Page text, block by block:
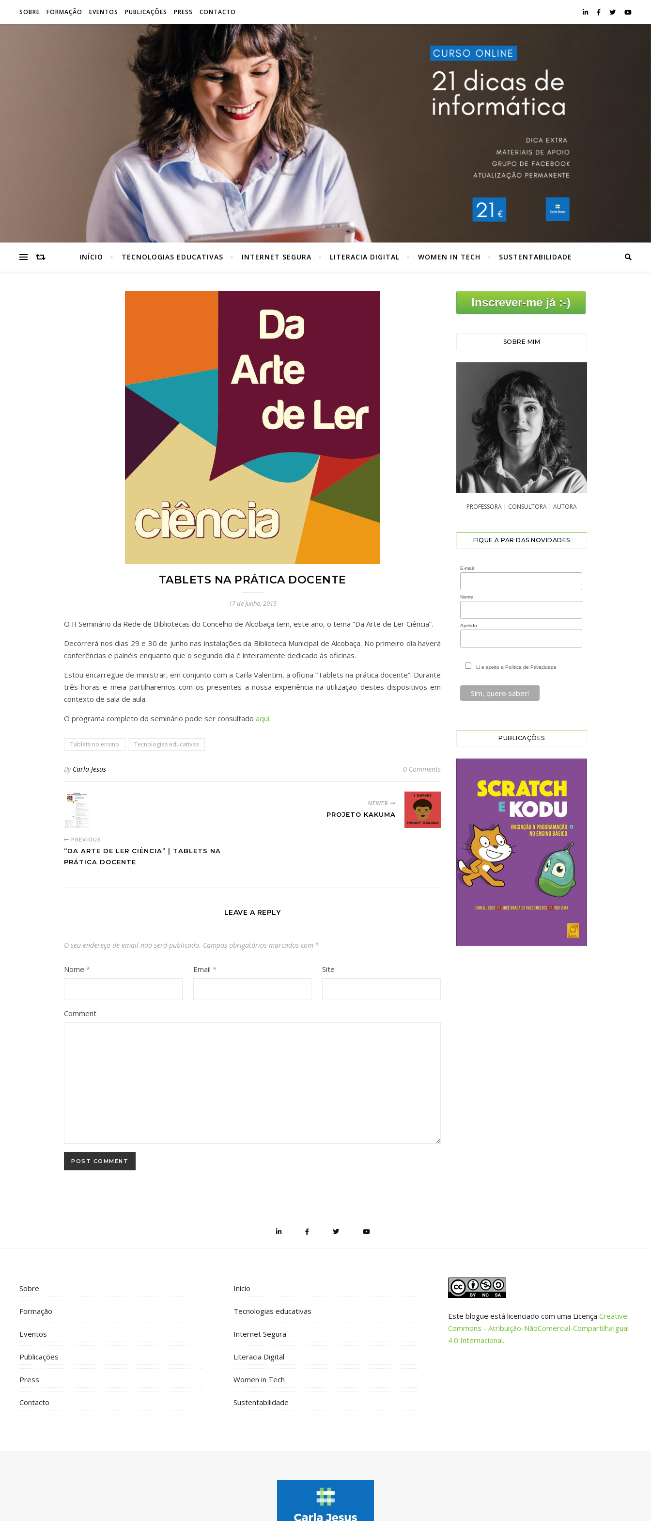
SOBRE FORMAÇÃO EVENTOS PUBLICAÇÕES PRESS CONTACTO
INÍCIO TECNOLOGIAS EDUCATIVAS INTERNET SEGURA LITERACIA DIGITAL WOMEN IN TECH SUSTENTABILIDADE
TABLETS NA PRÁTICA DOCENTE
17 de Junho, 2015
O II Seminário da Rede de Bibliotecas do Concelho de Alcobaça tem, este ano, o tema “Da Arte de Ler Ciência”.
Decorrerá nos dias 29 e 30 de junho nas instalações da Biblioteca Municipal de Alcobaça. No primeiro dia haverá
conferências e painéis enquanto que o segundo dia é inteiramente dedicado às oficinas.
Estou encarregue de ministrar, em conjunto com a Carla Valentim, a oficina “Tablets na prática docente”. Durante
três horas e meia partilharemos com os presentes a nossa experiência na utilização destes dispositivos em
contexto de sala de aula.
O programa completo do seminário pode ser consultado aqui.
Tablets no ensino Tecnologias educativas
By Carla Jesus 0 Comments
PREVIOUS
“DA ARTE DE LER CIÊNCIA” | TABLETS NA
PRÁTICA DOCENTE
NEWER
PROJETO KAKUMA
LEAVE A REPLY
O seu endereço de email não será publicado. Campos obrigatórios marcados com *
Nome * Email * Site
Comment
Inscrever-me já :-)
SOBRE MIM
PROFESSORA | CONSULTORA | AUTORA
FIQUE A PAR DAS NOVIDADES
E-mail
Nome
Apelido
Li e aceito a Política de Privacidade
PUBLICAÇÕES
Sobre
Formação
Eventos
Publicações
Press
Contacto
Início
Tecnologias educativas
Internet Segura
Literacia Digital
Women in Tech
Sustentabilidade
Este blogue está licenciado com uma Licença Creative
Commons - Atribuição-NãoComercial-CompartilhaIgual
4.0 Internacional.